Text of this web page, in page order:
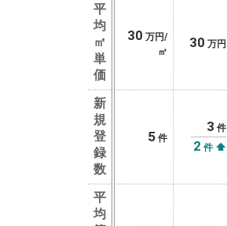
平
均
㎡
単
価
30 万円/
㎡
30 万円
新
規
登
録
数
5 件
3 件
2 件⬆
平
均